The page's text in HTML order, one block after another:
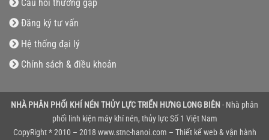
Câu hỏi thường gặp
Đăng ký tư vấn
Hệ thống đại lý
Chính sách & điều khoản
NHÀ PHÂN PHỐI KHÍ NÉN THỦY LỰC TRIỂN HƯNG LONG BIÊN - Nhà phân
phối linh kiện máy khí nén, thủy lực Số 1 Việt Nam
CopyRight * 2010 – 2018 www.stnc-hanoi.com – Thiết kế web & vận hành